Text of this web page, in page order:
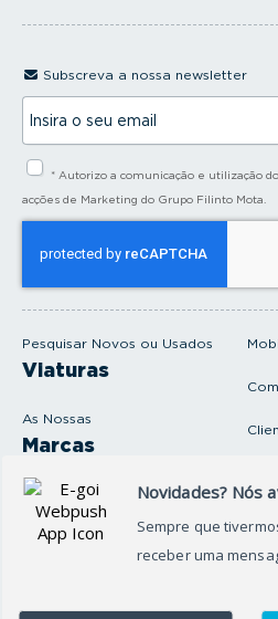
Pesquisar Novos ou Usados
Viaturas
As Nossas
Marcas
Produtos e serviços
Oficina
Subscreva a nossa newsletter
s
l
* Autorizo a comunicação e utilização
acções de Marketing do Grupo Filinto Mota.